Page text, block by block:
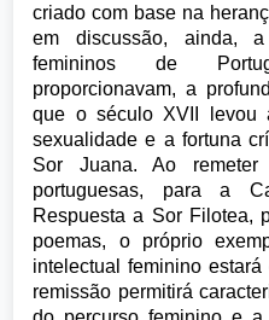
criado com base na
em discussão, ainda,
femininos de
proporcionavam, a
que o século XVII levou
sexualidade e a fortuna
Sor Juana. Ao
portuguesas, para a
Respuesta a Sor Filotea,
poemas, o próprio
intelectual feminino
remissão permitirá